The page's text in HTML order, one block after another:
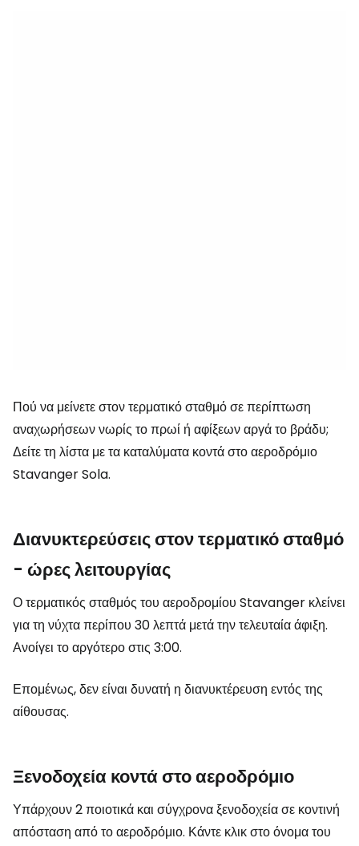
Πού να μείνετε στον τερματικό σταθμό σε περίπτωση
αναχωρήσεων νωρίς το πρωί ή αφίξεων αργά το βράδυ;
Δείτε τη λίστα με τα καταλύματα κοντά στο αεροδρόμιο
Stavanger Sola.
Διανυκτερεύσεις στον τερματικό σταθμό
- ώρες λειτουργίας
Ο τερματικός σταθμός του αεροδρομίου Stavanger κλείνει
για τη νύχτα περίπου 30 λεπτά μετά την τελευταία άφιξη.
Ανοίγει το αργότερο στις 3:00.
Επομένως, δεν είναι δυνατή η διανυκτέρευση εντός της
αίθουσας.
Ξενοδοχεία κοντά στο αεροδρόμιο
Υπάρχουν 2 ποιοτικά και σύγχρονα ξενοδοχεία σε κοντινή
απόσταση από το αεροδρόμιο. Κάντε κλικ στο όνομα του